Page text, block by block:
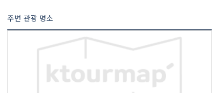
주변 관광 명소